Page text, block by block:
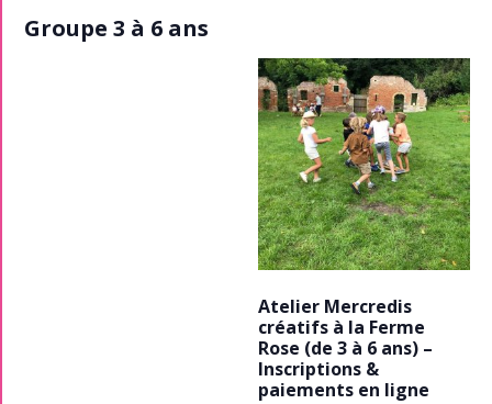
Groupe 3 à 6 ans
Atelier Mercredis
créatifs à la Ferme
Rose (de 3 à 6 ans) –
Inscriptions &
paiements en ligne